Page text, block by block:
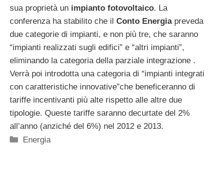
sua proprietà un impianto fotovoltaico. La
conferenza ha stabilito che il Conto Energiapreveda
due categorie di impianti, e non più tre, che saranno
“impianti realizzati sugli edifici” e “altri impianti”,
eliminando la categoria della parziale integrazione .
Verrà poi introdotta una categoria di “impianti integrati
con caratteristiche innovative”che beneficeranno di
tariffe incentivanti più alte rispetto alle altre due
tipologie. Queste tariffe saranno decurtate del 2%
all’anno (anziché del 6%) nel 2012 e 2013.
Categorie
Energia